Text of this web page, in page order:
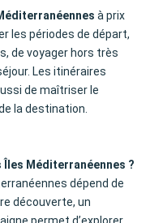
à prix
les périodes de départ,
de voyager hors très
Les itinéraires
de maîtriser le
la destination.
Méditerranéennes ?
dépend de
découverte, un